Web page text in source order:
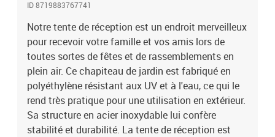
ID 8719883767741
Notre tente de réception est un endroit merveilleux
pour recevoir votre famille et vos amis lors de
toutes sortes de fêtes et de rassemblements en
plein air. Ce chapiteau de jardin est fabriqué en
polyéthylène résistant aux UV et à l'eau, ce qui le
rend très pratique pour une utilisation en extérieur.
Sa structure en acier inoxydable lui confère
stabilité et durabilité. La tente de réception est